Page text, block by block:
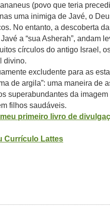
(povo que teria
uma inimiga de Javé, o
No entanto, a descoberta
a “sua Asherah”, andam
círculos do antigo Israel,
divino.
excludente para as
de argila”: uma maneira de
superabundantes da
filhos saudáveis.
primeiro livro de
Currículo Lattes